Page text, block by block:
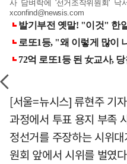
사 담벼락에 '선거조작위원회' 낙
xconfind@newsis.com
[서울=뉴시스] 류현주 기
과정에서 투표 용지 부족
정선거를 주장하는 시위
원회 앞에서 시위를 벌였